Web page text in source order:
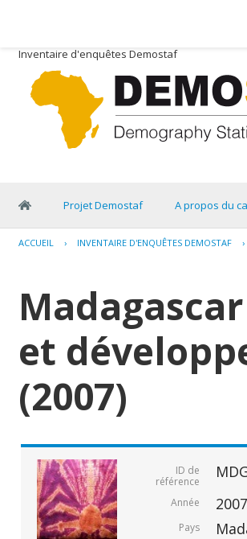
Inventaire d'enquêtes Demostaf
Projet Demostaf A propos du
ACCUEIL › INVENTAIRE D'ENQUÊTES DEMOSTAF ›
et
(2007)
ID de
référence
Année 2007
Pays